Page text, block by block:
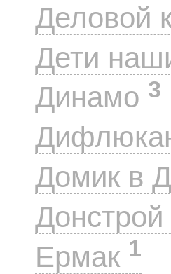
Деловой
Дети
Динамо 3
Домик в
Донстрой
Ермак 1